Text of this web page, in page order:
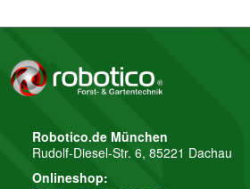
Robotico.de München
Rudolf-Diesel-Str. 6, 85221 Dachau
Onlineshop: